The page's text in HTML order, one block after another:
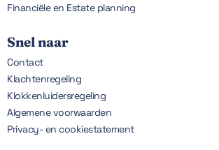
Financiële en Estate planning
Snel naar
Contact
Klachtenregeling
Klokkenluidersregeling
Algemene voorwaarden
Privacy- en cookiestatement